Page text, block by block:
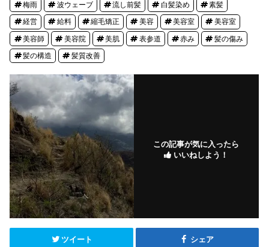
梅雨 波ウェーブ 流し前髪 白髪染め 素髪
経営 給料 縮毛矯正 美容 美容室 美容室
美容師 美容院 美肌 表参道 赤み 髪の傷み
髪の構造 髪質改善
この記事が気に入ったら
いいねしよう！
ツイート シェア